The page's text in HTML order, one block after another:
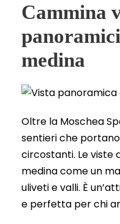
Cammina
medina
Oltre la Moschea
sentieri che
circostanti. Le viste
medina come un
uliveti e valli. È
e perfetta per chi